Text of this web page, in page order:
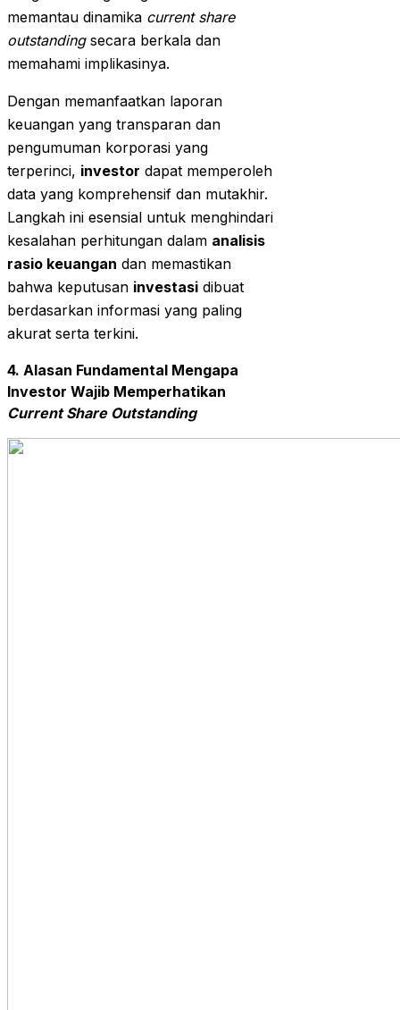
memantau dinamika current share
outstandingsecara berkala dan
memahami implikasinya.
Dengan memanfaatkan laporan
keuangan yang transparan dan
pengumuman korporasi yang
terperinci, investor dapat memperoleh
data yang komprehensif dan mutakhir.
Langkah ini esensial untuk menghindari
kesalahan perhitungan dalam analisis
rasio keuangan dan memastikan
bahwa keputusan investasi dibuat
berdasarkan informasi yang paling
akurat serta terkini.
4. Alasan Fundamental Mengapa
Investor Wajib Memperhatikan
Current Share Outstanding